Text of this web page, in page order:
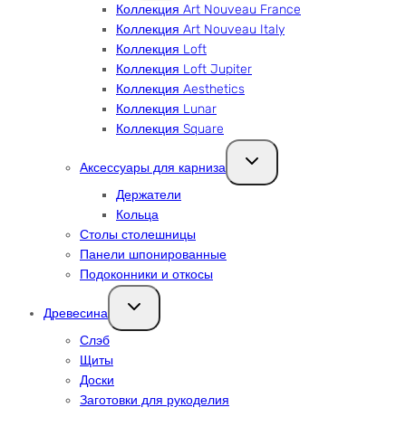
Коллекция Art Nouveau France
Коллекция Art Nouveau Italy
Коллекция Loft
Коллекция Loft Jupiter
Коллекция Aesthetics
Коллекция Lunar
Коллекция Square
Аксессуары для карниза
Переключить
дочернее
Держатели
Кольца
Столы столешницы
Панели шпонированные
Подоконники и откосы
Древесина
Переключить
дочернее
Слэб
Щиты
Доски
Заготовки для рукоделия